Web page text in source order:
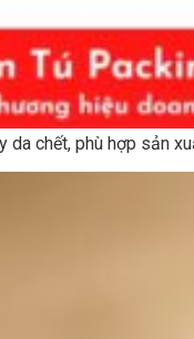
da chết, phù hợp sản